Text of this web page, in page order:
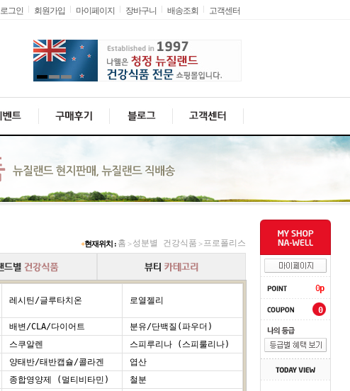
로그인 회원가입 마이페이지 장바구니 배송조회 고객센터
0p
0
+현재위치 : 홈 >성분별 건강식품 >프로폴리스
레시틴/글루타치온 로열젤리
배변/CLA/다이어트
분유/단백질(파우더)
스쿠알렌
스피루리나 (스피룰리나)
양태반/태반캡슐/콜라겐
엽산
종합영양제 (멀티비타민)
철분